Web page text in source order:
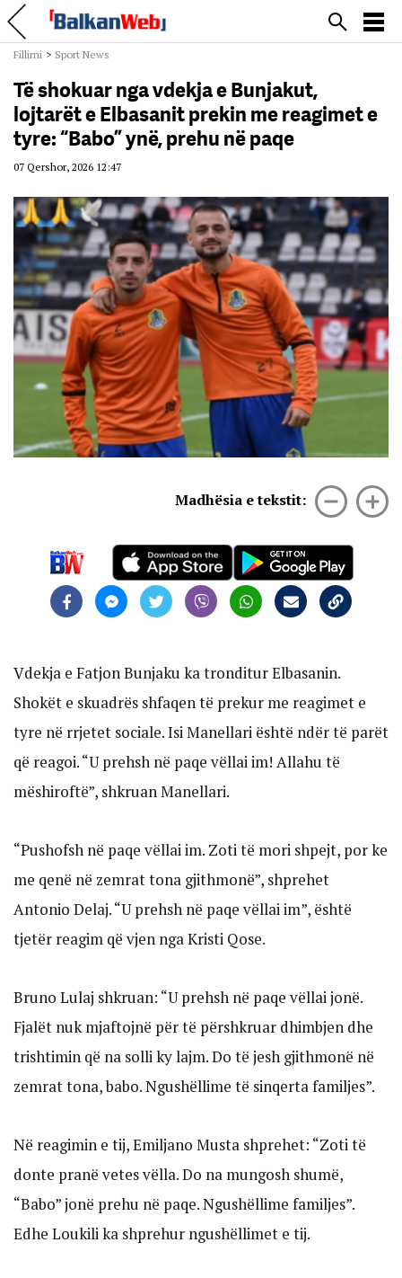
Fillimi > Sport News
Të shokuar nga vdekja e Bunjakut,
lojtarët e Elbasanit prekin me reagimet e
tyre: “Babo” ynë, prehu në paqe
07 Qershor, 2026 12:47
Madhësia e tekstit:
Vdekja e Fatjon Bunjaku ka tronditur Elbasanin.
Shokët e skuadrës shfaqen të prekur me reagimet e
tyre në rrjetet sociale. Isi Manellari është ndër të parët
që reagoi. “U prehsh në paqe vëllai im! Allahu të
mëshiroftë”, shkruan Manellari.
“Pushofsh në paqe vëllai im. Zoti të mori shpejt, por ke
me qenë në zemrat tona gjithmonë”, shprehet
Antonio Delaj. “U prehsh në paqe vëllai im”, është
tjetër reagim që vjen nga Kristi Qose.
Bruno Lulaj shkruan: “U prehsh në paqe vëllai jonë.
Fjalët nuk mjaftojnë për të përshkruar dhimbjen dhe
trishtimin që na solli ky lajm. Do të jesh gjithmonë në
zemrat tona, babo. Ngushëllime të sinqerta familjes”.
Në reagimin e tij, Emiljano Musta shprehet: “Zoti të
donte pranë vetes vëlla. Do na mungosh shumë,
“Babo” jonë prehu në paqe. Ngushëllime familjes”.
Edhe Loukili ka shprehur ngushëllimet e tij.